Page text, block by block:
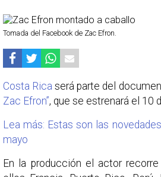
Tomada del Facebook de Zac Efron.
Costa Rica será parte del
Zac Efron”, que se estrenará el 10
Lea más: Estas son las
mayo
En la producción el actor